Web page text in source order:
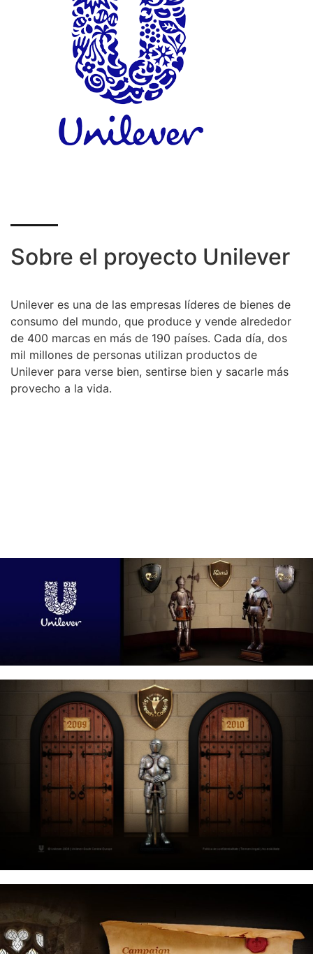
Sobre el proyecto Unilever
Unilever es una de las empresas líderes de bienes de
consumo del mundo, que produce y vende alrededor
de 400 marcas en más de 190 países. Cada día, dos
mil millones de personas utilizan productos de
Unilever para verse bien, sentirse bien y sacarle más
provecho a la vida.